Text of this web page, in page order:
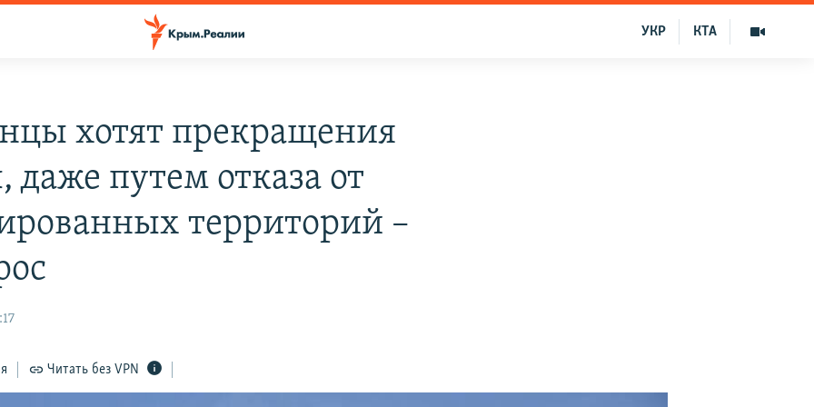
КТА
УКР
хотят прекращения
даже путем отказа от
территорий –
Читать без VPN